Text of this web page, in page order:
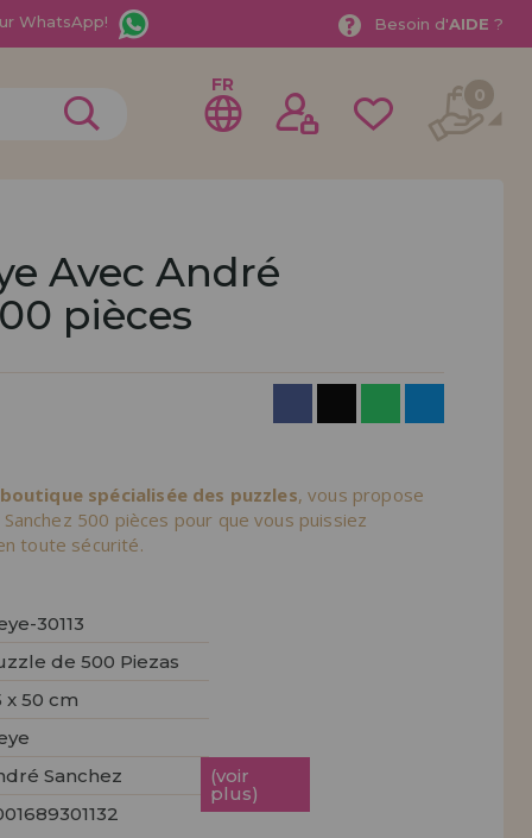
WhatsApp! Besoin d'AIDE ?
en tant que
FR 0
Avec André
pièces
spécialisée des puzzles, vous propose
500 pièces pour que vous puissiez
toute sécurité.
30113
de 500 Piezas
x 50 cm
Sanchez (voir
plus)